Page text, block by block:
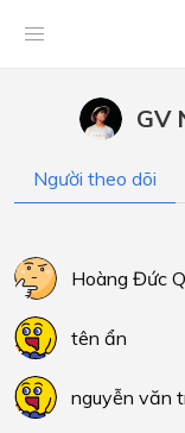
GV
Người theo dõi
Hoàng Đức
tên ẩn
nguyễn văn